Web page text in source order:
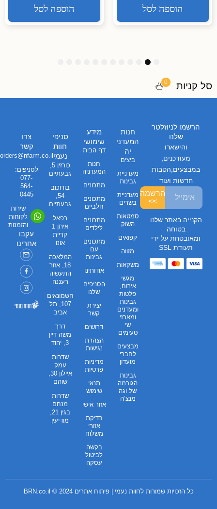
הוספה לסל הוספה לסל
סל קניות 0
חנות
המעדני
יה
ביצים
מעדניית
גבינות
מעדניית
בשרים
סמטאות
השוק
קפואים
מזווה
משקאות
מגשי
אירוח,
פלטות
גבינות
ומעדנים
ומארזי
שי
טעימים
מבצעים
לחברי
מועדון
גבינות
הגורמה
של וגה
מנצ’ה
מידע
שימושי
דף הבית
חנות
המעדניה
מתכונים
מתכונים
חלביים
מתכונים
לילדים
מתכונים
עם
גבינות
אודותינו
הסניפים
שלנו
יצירת
קשר
דרושים
הצהרת
נגישות
מדיניות
פרטיות
תנאי
שימוש
אזור אישי
בדיקת
אזורי
משלוח
בקשה
לביטול
עסקה
סניפי
חוות
נעמי
כורזין 5,
גבעתיים
בורוכוב
54,
גבעתיים
רפאל
איתן 1
קריית
אונו
המלאכה
18, אזור
התעשיה
רעננה
חשמונאים
107, תל
אביב
דרך
משה דיין
3, יהוד
שדרות
עמק
שוהם
שדרות
מנחם
מודיעין
צרו
קשר
orders@nfarm.co.il
לסניפים:
077-
564-
0445
שירות
לקוחות
והזמנות
עקבו
אחרינו
הרשמו לניוזלטר
שלנו
והישארו
מעודכנים,
במבצעים,הטבות
חדשות ועוד
הרשמה
>>
הקנייה באתר שלנו
בטוחה
ומאובטחת על ידי
תעודת SSL
כל הזכויות שמורות לחוות נעמי | פיתוח אתרים 2024 © BRN.co.il